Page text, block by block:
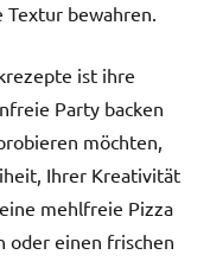
Textur bewahren.
ist ihre
Party backen
möchten,
Ihrer Kreativität
mehlfreie Pizza
oder einen frischen